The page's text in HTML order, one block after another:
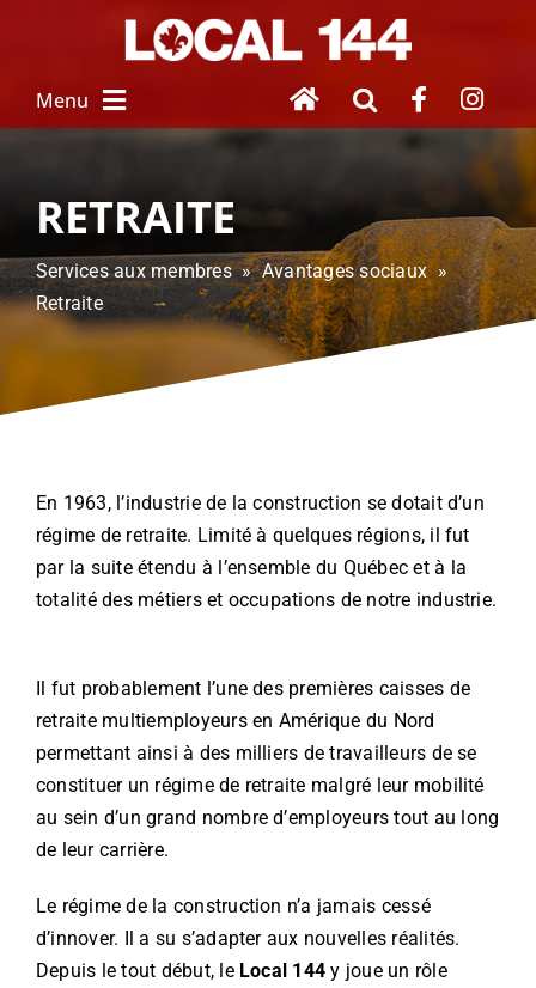
Menu
NOUVEAU SALARIÉ
AUX MEMBRES
HOMMAGE À NOS DISPARUS
INFORMATIONS
RETRAITE
Services aux membres » Avantages sociaux »
Retraite
En 1963, l’industrie de la construction se dotait d’un
régime de retraite. Limité à quelques régions, il fut
par la suite étendu à l’ensemble du Québec et à la
totalité des métiers et occupations de notre industrie.
Il fut probablement l’une des premières caisses de
retraite multiemployeurs en Amérique du Nord
permettant ainsi à des milliers de travailleurs de se
constituer un régime de retraite malgré leur mobilité
au sein d’un grand nombre d’employeurs tout au long
de leur carrière.
Le régime de la construction n’a jamais cessé
d’innover. Il a su s’adapter aux nouvelles réalités.
Depuis le tout début, le Local 144 y joue un rôle